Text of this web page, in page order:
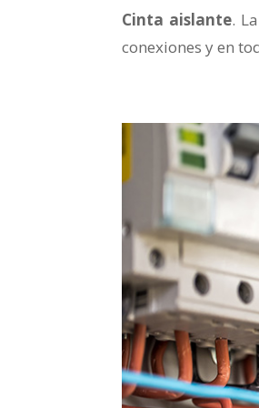
Cinta aislante.
conexiones y en